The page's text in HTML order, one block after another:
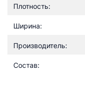
Плотность:
Ширина:
Производитель:
Состав: